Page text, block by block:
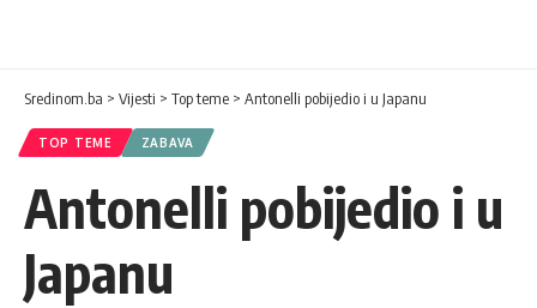
Sredinom.ba > Vijesti > Top teme > Antonelli pobijedio i u Japanu
TOP TEME ZABAVA
Antonelli pobijedio i u
Japanu